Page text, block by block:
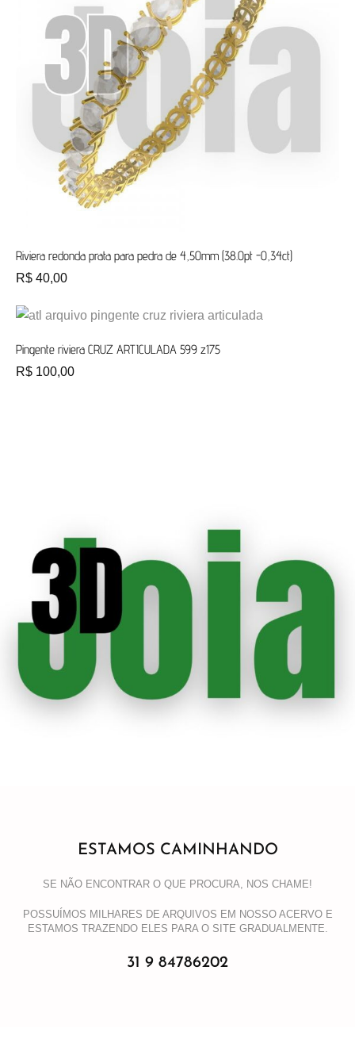
Riviera redonda prata para pedra de 4,50mm (38.0pt -0,34ct)
R$ 40,00
Pingente riviera CRUZ ARTICULADA 599 z175
R$ 100,00
ESTAMOS CAMINHANDO
SE NÃO ENCONTRAR O QUE PROCURA, NOS CHAME!
POSSUÍMOS MILHARES DE ARQUIVOS EM NOSSO ACERVO E
ESTAMOS TRAZENDO ELES PARA O SITE GRADUALMENTE.
31 9 84786202